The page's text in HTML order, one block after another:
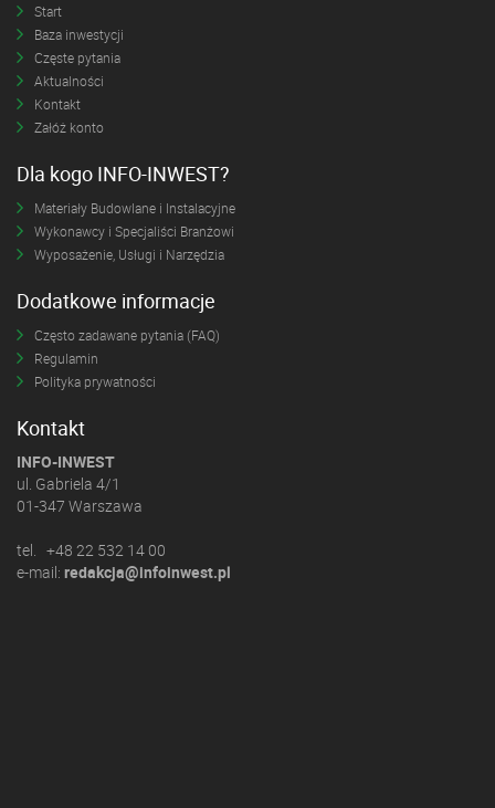
Start
Baza inwestycji
Częste pytania
Aktualności
Kontakt
Załóż konto
Dla kogo INFO-INWEST?
Materiały Budowlane i Instalacyjne
Wykonawcy i Specjaliści Branżowi
Wyposażenie, Usługi i Narzędzia
Dodatkowe informacje
Często zadawane pytania (FAQ)
Regulamin
Polityka prywatności
Kontakt
INFO-INWEST
ul. Gabriela 4/1
01-347 Warszawa
tel. +48 22 532 14 00
e-mail: redakcja@infoinwest.pl